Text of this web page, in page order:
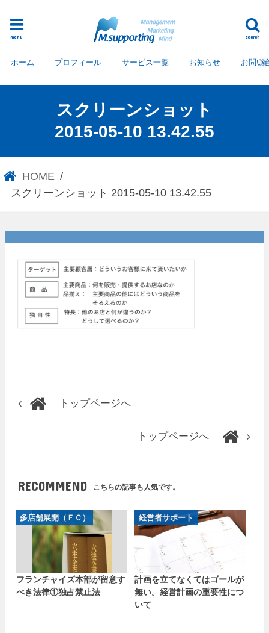
search
menu
ホーム プロフィール サービス一覧 お知らせ お問い
スクリーンショット
2015-05-10 13.42.55
HOME
スクリーンショット 2015-05-10 13.42.55
スクリーンショット 2015-05-
トップページへ
トップページへ
RECOMMEND こちらの記事も人気です。
多店舗展開（ＦＣ）
フランチャイズ本部が留意す
べき法律①独占禁止法
経営者サポート
計画を立てなくてはゴールが
無い。経営計画の重要性につ
いて